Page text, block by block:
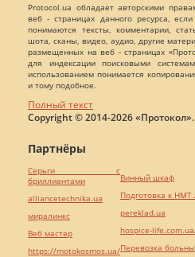
Protocol.ua обладает авторскими
веб - страницах данного ресурса,
понимаются тексты, комментарии,
шота, сканы, видео, аудио, другие
размещенных на веб - страницах
для индексации поисковыми
использованием понимается
и тому подобное.
Полный текст
Copyright © 2014-2026
Партнёры
Серьги с
бриллиантами
alliancetechnika.ua
миралинкс
Веб мастер
https://motokosmos.ua/
Винный шкаф
Подготовка к
pereklad.ua
hospice-
Перевозка